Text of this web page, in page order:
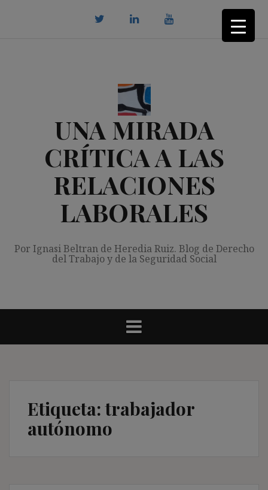
UNA MIRADA
CRÍTICA A LAS
RELACIONES
LABORALES
Por Ignasi Beltran de Heredia Ruiz. Blog de Derecho
del Trabajo y de la Seguridad Social
Etiqueta:trabajador
autónomo